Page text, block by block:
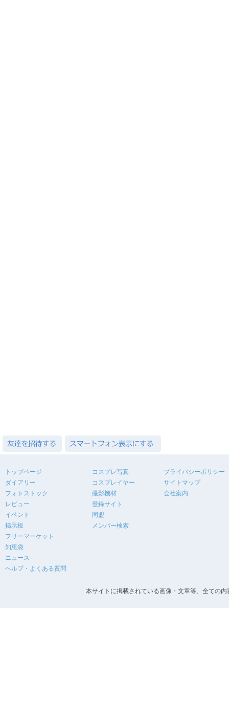
トップページ
ダイアリー
フォトストック
レビュー
イベント
掲示板
フリーマーケット
知恵袋
ニュース
ヘルプ・よくある質問
コスプレ写真
コスプレイヤー
撮影機材
登録サイト
同盟
メンバー検索
プライバシーポリシー
サイトマップ
会社案内
本サイトに掲載されている画像・文章等、全ての